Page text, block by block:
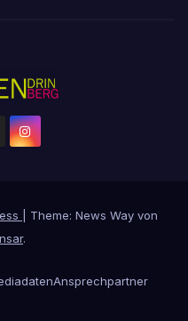
Theme: News Way von
.
Ansprechpartner